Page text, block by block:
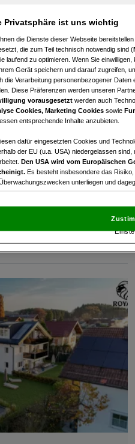
machen 3-Zimmer DG-
mit Seeblick
Privatsphäre ist uns wichtig
die Dienste dieser Webseite
die zum Teil technisch notwendig sind (
laufend zu optimieren. Wenn Sie
Gerät speichern und darauf zugreifen,
die Verarbeitung personenbezogener
Diese Präferenzen werden unseren
vorausgesetzt werden auch
Cookies, Marketing Cookies sowie
entsprechende Inhalte anzubieten.
dafür eingesetzten Cookies und
der EU (u.a. USA) niedergelassen
Den USA wird vom Europäischen
Es besteht insbesondere das
unterliegen und
Widerspruch gegen die Verarbeitung auf der
Einstellungen“, die sich auf jeder Seite
genauer Standortdaten.
auf Informationen auf einem Endgerät.
der Performance von Inhalten,
der Partner (Lieferanten)